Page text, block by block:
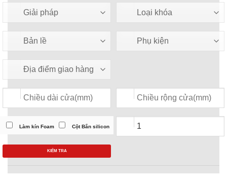
Làm kín Foam Cột Bắn silicon
KIỂM TRA